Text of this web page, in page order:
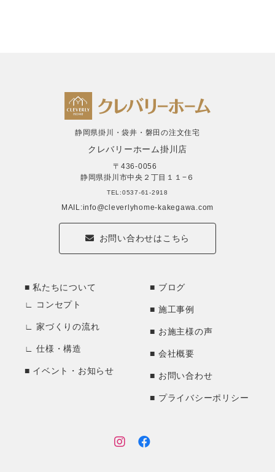
静岡県掛川・袋井・磐田の注文住宅
クレバリーホーム掛川店
〒436-0056
静岡県掛川市中央２丁目１１−６
TEL:0537-61-2918
MAIL:info@cleverlyhome-kakegawa.com
お問い合わせはこちら
私たちについて
コンセプト
家づくりの流れ
仕様・構造
イベント・お知らせ
ブログ
施工事例
お施主様の声
会社概要
お問い合わせ
プライバシーポリシー